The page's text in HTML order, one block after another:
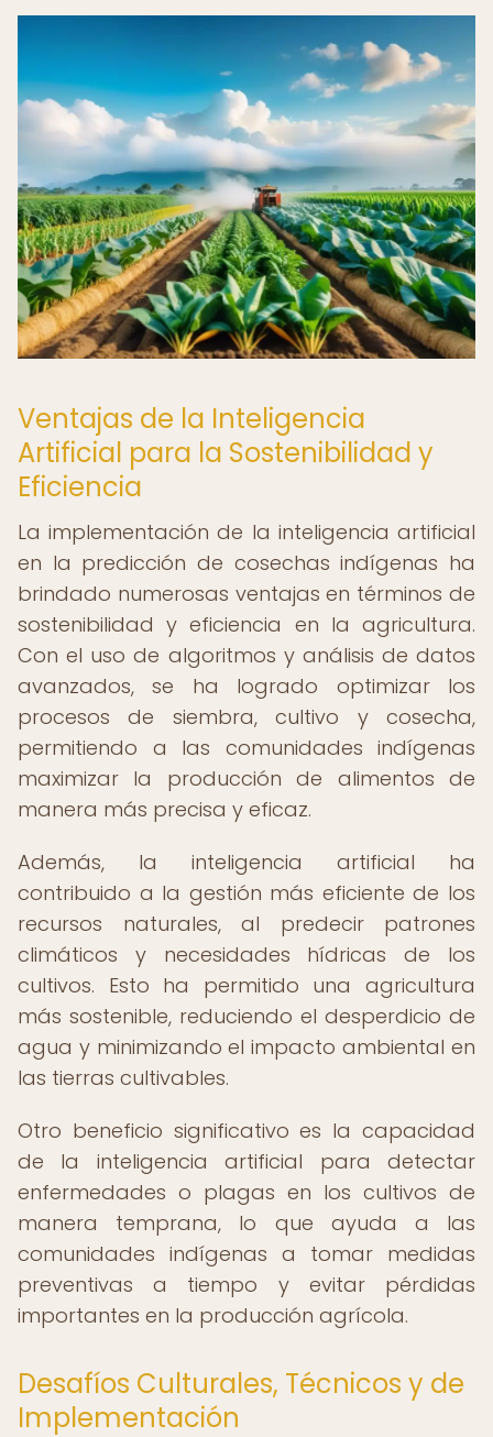
Ventajas de la Inteligencia
Artificial para la Sostenibilidad y
Eficiencia
La implementación de la inteligencia artificial
en la predicción de cosechas indígenas ha
brindado numerosas ventajas en términos de
sostenibilidad y eficiencia en la agricultura.
Con el uso de algoritmos y análisis de datos
avanzados, se ha logrado optimizar los
procesos de siembra, cultivo y cosecha,
permitiendo a las comunidades indígenas
maximizar la producción de alimentos de
manera más precisa y eficaz.
Además, la inteligencia artificial ha
contribuido a la gestión más eficiente de los
recursos naturales, al predecir patrones
climáticos y necesidades hídricas de los
cultivos. Esto ha permitido una agricultura
más sostenible, reduciendo el desperdicio de
agua y minimizando el impacto ambiental en
las tierras cultivables.
Otro beneficio significativo es la capacidad
de la inteligencia artificial para detectar
enfermedades o plagas en los cultivos de
manera temprana, lo que ayuda a las
comunidades indígenas a tomar medidas
preventivas a tiempo y evitar pérdidas
importantes en la producción agrícola.
Desafíos Culturales, Técnicos y de
Implementación